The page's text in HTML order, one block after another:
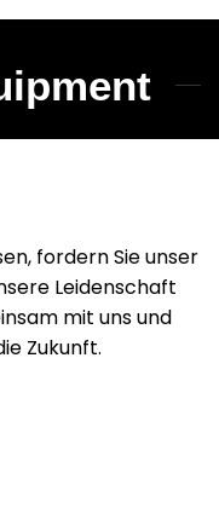
fordern Sie unser
Leidenschaft
mit uns und
Zukunft.